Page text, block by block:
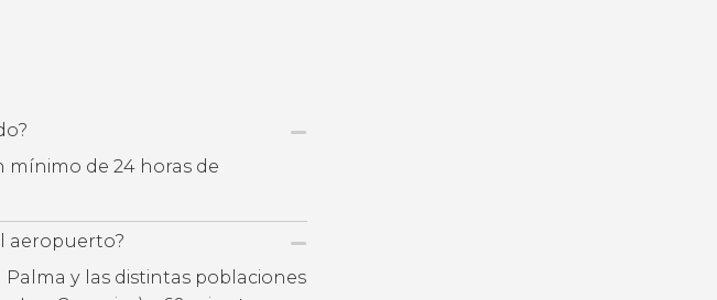
mínimo de 24 horas de
aeropuerto?
y las distintas poblaciones